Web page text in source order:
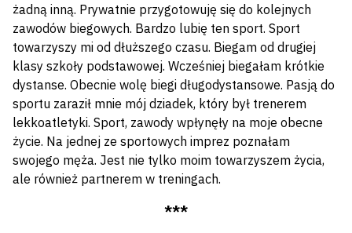
żadną inną. Prywatnie przygotowuję się do kolejnych
zawodów biegowych. Bardzo lubię ten sport. Sport
towarzyszy mi od dłuższego czasu. Biegam od drugiej
klasy szkoły podstawowej. Wcześniej biegałam krótkie
dystanse. Obecnie wolę biegi długodystansowe. Pasją do
sportu zaraził mnie mój dziadek, który był trenerem
lekkoatletyki. Sport, zawody wpłynęły na moje obecne
życie. Na jednej ze sportowych imprez poznałam
swojego męża. Jest nie tylko moim towarzyszem życia,
ale również partnerem w treningach.
***